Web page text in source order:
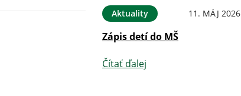
Aktuality 11. MÁJ 2026
Zápis detí do MŠ
Čítať ďalej